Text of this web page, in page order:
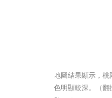
地圖結果顯示，
色明顯較深。（